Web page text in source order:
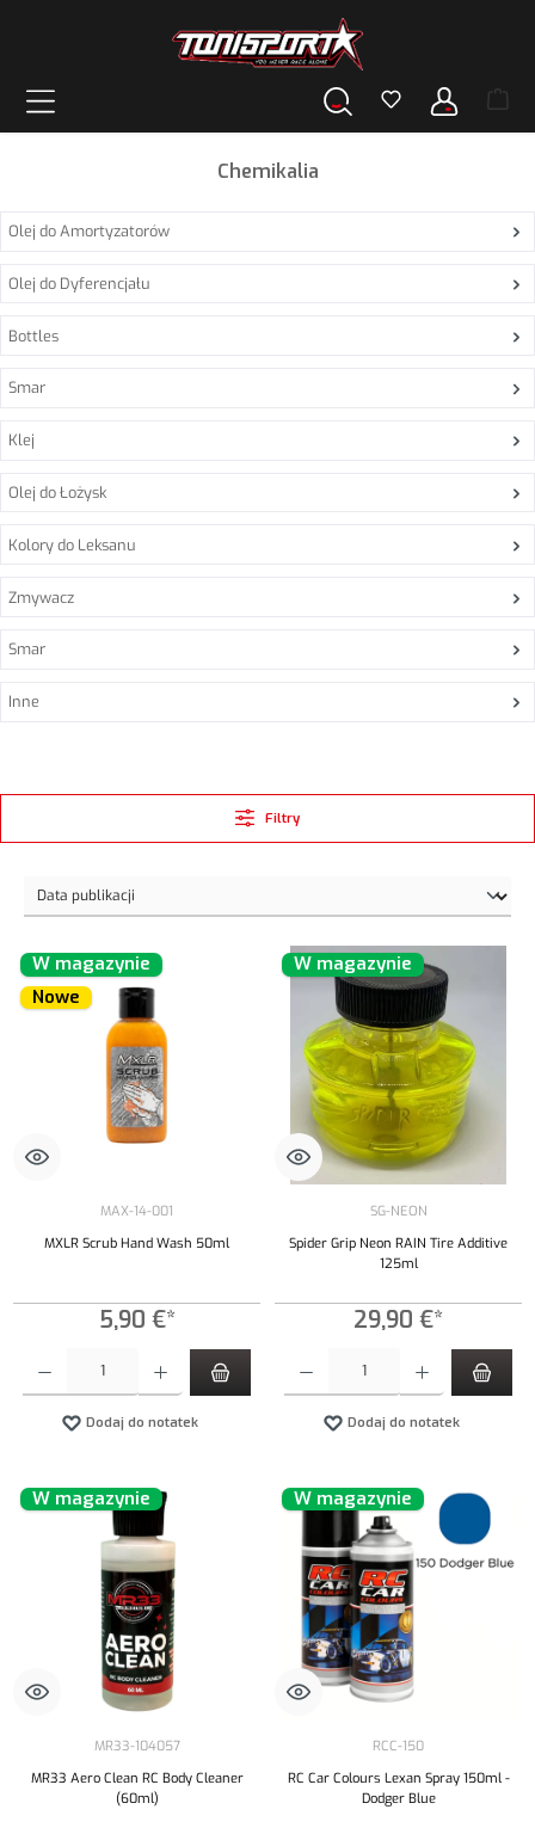
Chemikalia
Olej do Amortyzatorów
Olej do Dyferencjału
Bottles
Smar
Klej
Olej do Łożysk
Kolory do Leksanu
Zmywacz
Smar
Inne
Filtry
W magazynie
Nowe
MAX-14-001
MXLR Scrub Hand Wash 50ml
5,90 €*
Dodaj do notatek
W magazynie
SG-NEON
Spider Grip Neon RAIN Tire Additive
125ml
29,90 €*
Dodaj do notatek
W magazynie
MR33-104057
MR33 Aero Clean RC Body Cleaner
(60ml)
W magazynie
RCC-150
RC Car Colours Lexan Spray 150ml -
Dodger Blue